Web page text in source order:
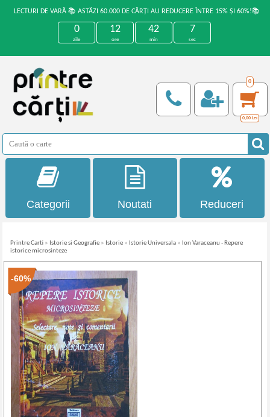
LECTURI DE VARĂ 📚 ASTĂZI 60.000 DE CĂRȚI AU REDUCERE ÎNTRE 15% ȘI 60%!📚
0
zile
12
ore
42
min
7
sec
0
0,00 Lei
Categorii Noutati Reduceri
Printre Carti » Istorie si Geografie » Istorie » Istorie Universala » Ion Varaceanu - Repere
istorice microsinteze
-60%